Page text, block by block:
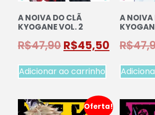
A NOIVA DO CLÃ
KYOGANE VOL. 2
R$47,90 R$45,50
Adicionar ao carrinho
A NOIVA
R$
Oferta!